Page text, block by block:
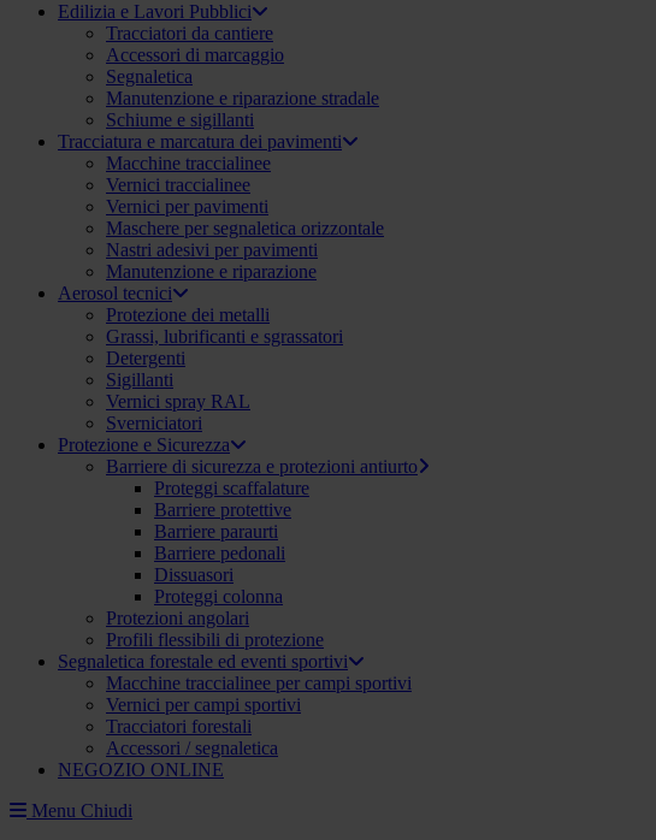
Edilizia e Lavori Pubblici
Tracciatori da cantiere
Accessori di marcaggio
Segnaletica
Manutenzione e riparazione stradale
Schiume e sigillanti
Tracciatura e marcatura dei pavimenti
Macchine traccialinee
Vernici traccialinee
Vernici per pavimenti
Maschere per segnaletica orizzontale
Nastri adesivi per pavimenti
Manutenzione e riparazione
Aerosol tecnici
Protezione dei metalli
Grassi, lubrificanti e sgrassatori
Detergenti
Sigillanti
Vernici spray RAL
Sverniciatori
Protezione e Sicurezza
Barriere di sicurezza e protezioni antiurto
Proteggi scaffalature
Barriere protettive
Barriere paraurti
Barriere pedonali
Dissuasori
Proteggi colonna
Protezioni angolari
Profili flessibili di protezione
Segnaletica forestale ed eventi sportivi
Macchine traccialinee per campi sportivi
Vernici per campi sportivi
Tracciatori forestali
Accessori / segnaletica
NEGOZIO ONLINE
Menu Chiudi